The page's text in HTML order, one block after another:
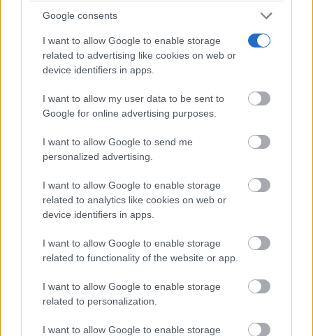
Google consents
I want to allow Google to enable storage
related to advertising like cookies on web or
device identifiers in apps.
I want to allow my user data to be sent to
Google for online advertising purposes.
I want to allow Google to send me
personalized advertising.
I want to allow Google to enable storage
related to analytics like cookies on web or
device identifiers in apps.
I want to allow Google to enable storage
related to functionality of the website or app.
I want to allow Google to enable storage
related to personalization.
I want to allow Google to enable storage
No eran tan locas
¿Sabías que algunas predicciones ya se cumplieron?